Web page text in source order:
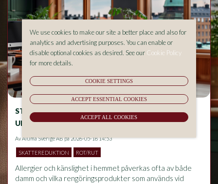
STÄDNING OCH ALLERGIER – VAD BÖR DU
UNDVIKA I HEMMET?
AvAluma Sverige ABpå 2026-05-18 14:53
SKATTEREDUKTION ROT/RUT
Allergier och känslighet i hemmet påverkas ofta av både
damm och vilka rengöringsprodukter som används vid
We use cookies to make our site a better place and also for
analytics and advertising purposes. You can enable or
disable optional cookies as desired. See our Cookie Policy
for more details.
COOKIE SETTINGS
ACCEPT ESSENTIAL COOKIES
ACCEPT ALL COOKIES